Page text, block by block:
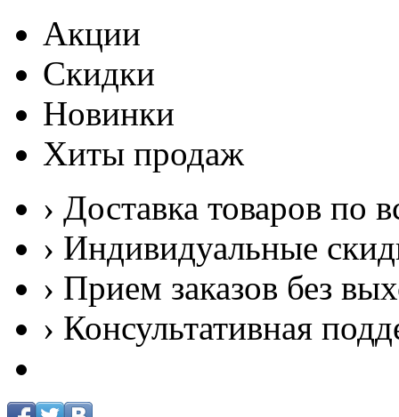
Акции
Скидки
Новинки
Хиты продаж
› Доставка товаров по
› Индивидуальные
› Прием заказов без
› Консультативная